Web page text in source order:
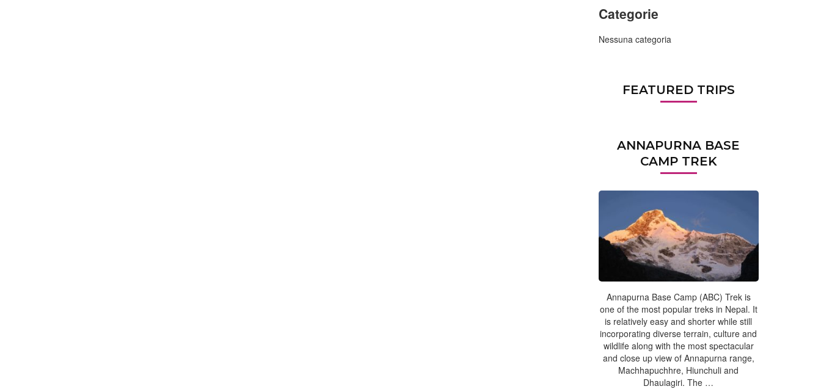
Categorie
Nessuna categoria
FEATURED TRIPS
ANNAPURNA BASE
CAMP TREK
Annapurna Base Camp (ABC) Trek is
one of the most popular treks in Nepal. It
is relatively easy and shorter while still
incorporating diverse terrain, culture and
wildlife along with the most spectacular
and close up view of Annapurna range,
Machhapuchhre, Hiunchuli and
Dhaulagiri. The …